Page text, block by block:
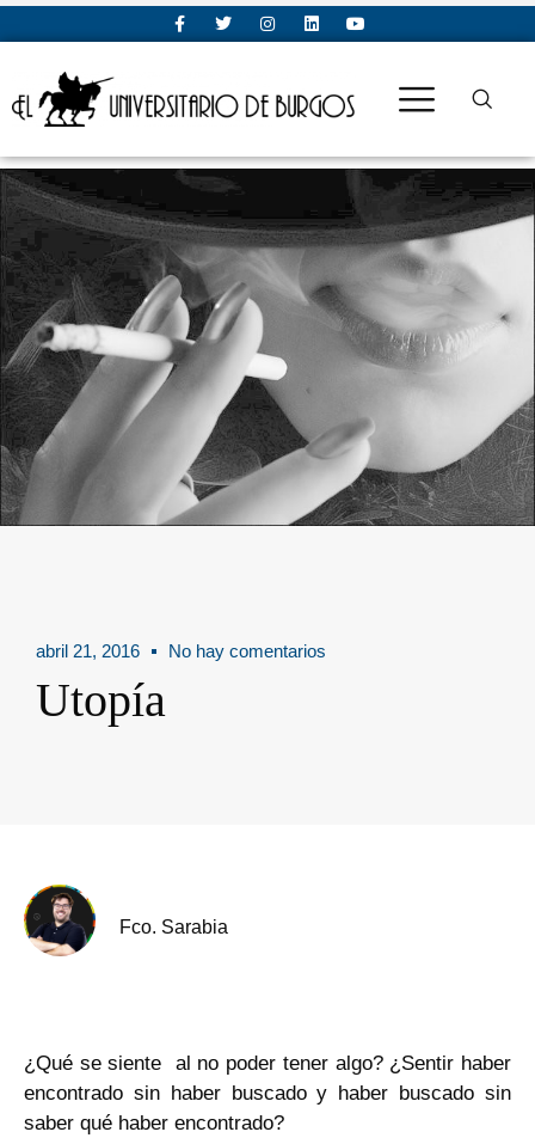
abril 21, 2016 No hay comentarios
Utopía
Fco. Sarabia
¿Qué se siente al no poder tener algo? ¿Sentir haber
encontrado sin haber buscado y haber buscado sin
saber qué haber encontrado?